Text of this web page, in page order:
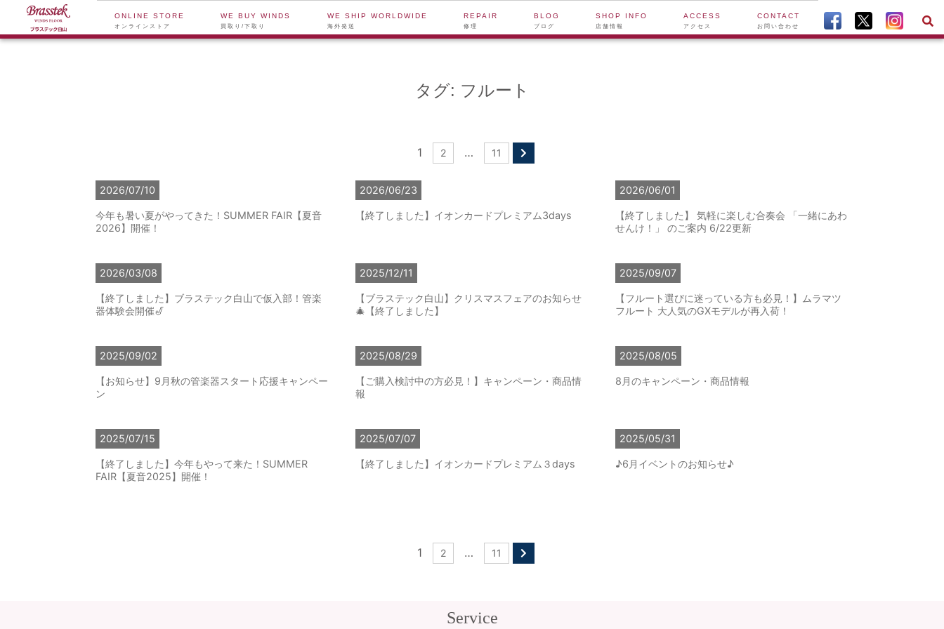
ONLINE STORE
オンラインストア
WE BUY WINDS
買取り/下取り
WE SHIP WORLDWIDE
海外発送
REPAIR
修理
BLOG
ブログ
SHOP INFO
店舗情報
ACCESS
アクセス
CONTACT
お問い合わせ
タグ: フルート
1 2 … 11
2026/07/10
今年も暑い夏がやってきた！SUMMER FAIR【夏音
2026】開催！
2026/06/23
【終了しました】イオンカードプレミアム3days
2026/06/01
【終了しました】 気軽に楽しむ合奏会 「一緒にあわ
せんけ！」 のご案内 6/22更新
2026/03/08
【終了しました】ブラステック白山で仮入部！管楽
器体験会開催🎷
2025/12/11
【ブラステック白山】クリスマスフェアのお知らせ
🎄【終了しました】
2025/09/07
【フルート選びに迷っている方も必見！】ムラマツ
フルート 大人気のGXモデルが再入荷！
2025/09/02
【お知らせ】9月秋の管楽器スタート応援キャンペー
ン
2025/08/29
【ご購入検討中の方必見！】キャンペーン・商品情
報
2025/08/05
8月のキャンペーン・商品情報
2025/07/15
【終了しました】今年もやって来た！SUMMER
FAIR【夏音2025】開催！
2025/07/07
【終了しました】イオンカードプレミアム３days
2025/05/31
♪6月イベントのお知らせ♪
1 2 … 11
Service